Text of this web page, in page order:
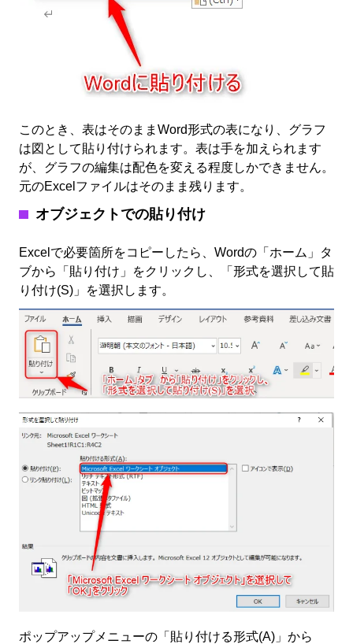
このとき、表はそのままWord形式の表になり、グラフ
は図として貼り付けられます。表は手を加えられます
が、グラフの編集は配色を変える程度しかできません。
元のExcelファイルはそのまま残ります。
オブジェクトでの貼り付け
Excelで必要箇所をコピーしたら、Wordの「ホーム」タ
ブから「貼り付け」をクリックし、「形式を選択して貼
り付け(S)」を選択します。
ポップアップメニューの「貼り付ける形式(A)」から